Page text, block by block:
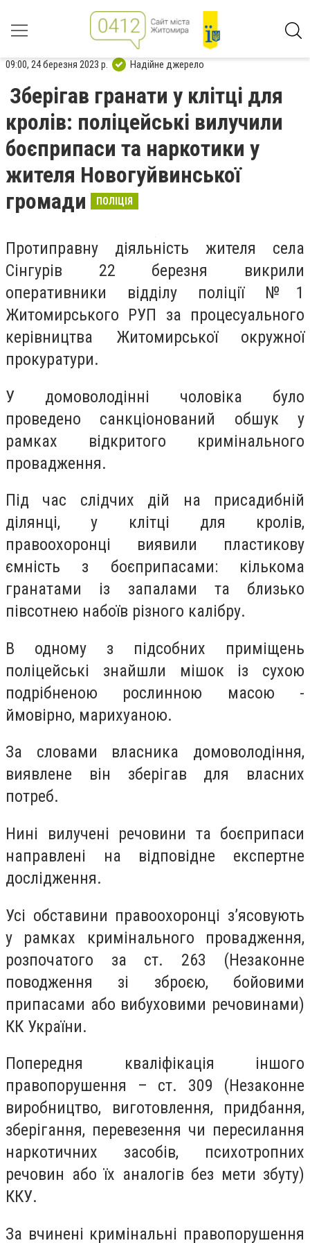
09:00, 24 березня 2023 р. Надійне джерело
Зберігав гранати у клітці для
кролів: поліцейські вилучили
боєприпаси та наркотики у
жителя Новогуйвинської
громади
ПОЛІЦІЯ
Протиправну діяльність жителя села
Сінгурів 22 березня викрили
оперативники відділу поліції №1
Житомирського РУП за процесуального
керівництва Житомирської окружної
прокуратури.
У домоволодінні чоловіка було
проведено санкціонований обшук у
рамках відкритого кримінального
провадження.
Під час слідчих дій на присадибній
ділянці, у клітці для кролів,
правоохоронці виявили пластикову
ємність з боєприпасами: кількома
гранатами із запалами та близько
півсотнею набоїв різного калібру.
В одному з підсобних приміщень
поліцейські знайшли мішок із сухою
подрібненою рослинною масою -
ймовірно, марихуаною.
За словами власника домоволодіння,
виявлене він зберігав для власних
потреб.
Нині вилучені речовини та боєприпаси
направлені на відповідне експертне
дослідження.
Усі обставини правоохоронці з’ясовують
у рамках кримінального провадження,
розпочатого за ст. 263 (Незаконне
поводження зі зброєю, бойовими
припасами або вибуховими речовинами)
КК України.
Попередня кваліфікація іншого
правопорушення – ст. 309 (Незаконне
виробництво, виготовлення, придбання,
зберігання, перевезення чи пересилання
наркотичних засобів, психотропних
речовин або їх аналогів без мети збуту)
ККУ.
За вчинені кримінальні правопорушення